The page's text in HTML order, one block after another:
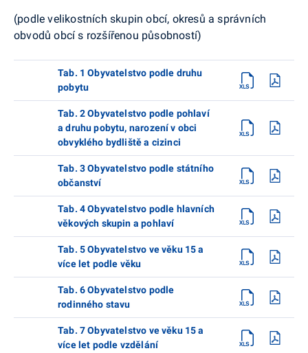
(podle velikostních skupin obcí, okresů a správních
obvodů obcí s rozšířenou působností)
Tab. 1 Obyvatelstvo podle druhu
pobytu
Tab. 2 Obyvatelstvo podle pohlaví
a druhu pobytu, narození v obci
obvyklého bydliště a cizinci
Tab. 3 Obyvatelstvo podle státního
občanství
Tab. 4 Obyvatelstvo podle hlavních
věkových skupin a pohlaví
Tab. 5 Obyvatelstvo ve věku 15 a
více let podle věku
Tab. 6 Obyvatelstvo podle
rodinného stavu
Tab. 7 Obyvatelstvo ve věku 15 a
více let podle vzdělání